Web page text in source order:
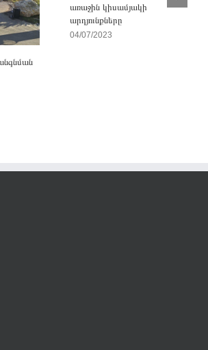
առաջին կիսամյակի
արդյունքները
04/07/2023